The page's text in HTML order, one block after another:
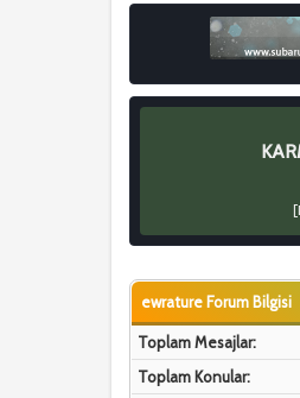
[
ewrature Forum Bilgisi
Toplam Mesajlar:
Toplam Konular: